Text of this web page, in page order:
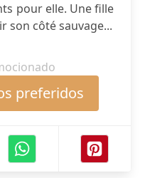
pour elle. Une fille
son côté sauvage...
preferidos